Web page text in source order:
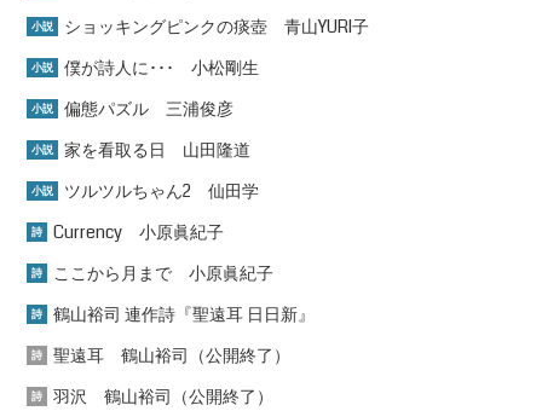
小説 ショッキングピンクの痰壺 青山YURI子
小説 僕が詩人に･･･ 小松剛生
小説 偏態パズル 三浦俊彦
小説 家を看取る日 山田隆道
小説 ツルツルちゃん2 仙田学
詩 Currency 小原眞紀子
詩 ここから月まで 小原眞紀子
詩 鶴山裕司 連作詩『聖遠耳 日日新』
詩 聖遠耳 鶴山裕司（公開終了）
詩 羽沢 鶴山裕司（公開終了）